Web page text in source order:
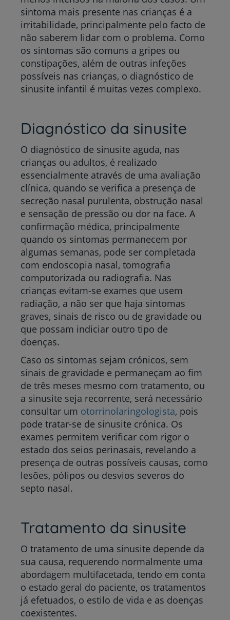
sintoma mais presente nas crianças é a
irritabilidade, principalmente pelo facto de
não saberem lidar com o problema. Como
os sintomas são comuns a gripes ou
constipações, além de outras infeções
possíveis nas crianças, o diagnóstico de
sinusite infantil é muitas vezes complexo.
Diagnóstico da sinusite
O diagnóstico de sinusite aguda, nas
crianças ou adultos, é realizado
essencialmente através de uma avaliação
clínica, quando se verifica a presença de
secreção nasal purulenta, obstrução nasal
e sensação de pressão ou dor na face. A
confirmação médica, principalmente
quando os sintomas permanecem por
algumas semanas, pode ser completada
com endoscopia nasal, tomografia
computorizada ou radiografia. Nas
crianças evitam-se exames que usem
radiação, a não ser que haja sintomas
graves, sinais de risco ou de gravidade ou
que possam indiciar outro tipo de
doenças.
Caso os sintomas sejam crónicos, sem
sinais de gravidade e permaneçam ao fim
de três meses mesmo com tratamento, ou
a sinusite seja recorrente, será necessário
consultar um otorrinolaringologista, pois
pode tratar-se de sinusite crónica. Os
exames permitem verificar com rigor o
estado dos seios perinasais, revelando a
presença de outras possíveis causas, como
lesões, pólipos ou desvios severos do
septo nasal.
Tratamento da sinusite
O tratamento de uma sinusite depende da
sua causa, requerendo normalmente uma
abordagem multifacetada, tendo em conta
o estado geral do paciente, os tratamentos
já efetuados, o estilo de vida e as doenças
coexistentes.